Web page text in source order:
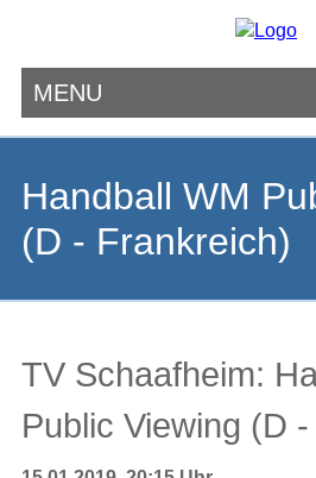
MENU
Handball WM
(D - Frankreich)
TV Schaafheim:
Public Viewing (D